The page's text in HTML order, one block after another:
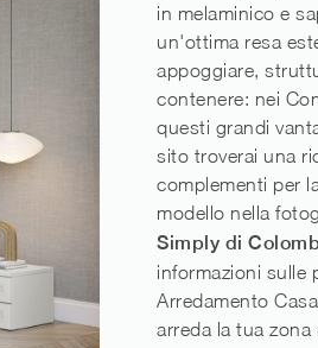
in melaminico e
un'ottima resa
appoggiare,
contenere: nei
questi grandi
sito troverai una
complementi per
modello nella
Simply di
informazioni sulle
Arredamento
arreda la tua